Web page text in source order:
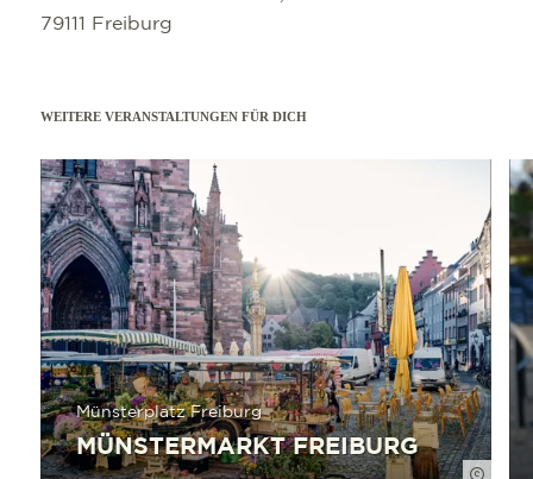
79111 Freiburg
WEITERE VERANSTALTUNGEN FÜR DICH
Münsterplatz Freiburg
MÜNSTERMARKT FREIBURG
mehr erfahren